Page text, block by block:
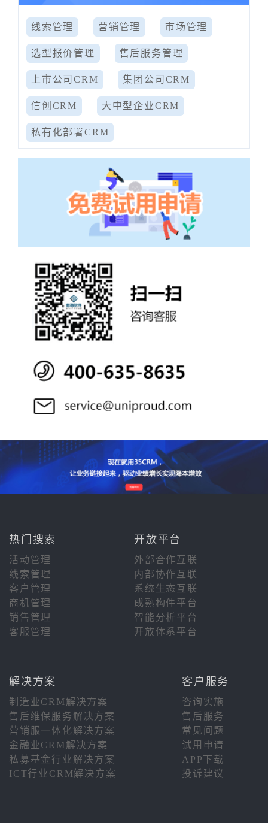
线索管理 营销管理 市场管理
选型报价管理 售后服务管理
上市公司CRM 集团公司CRM
信创CRM 大中型企业CRM
私有化部署CRM
热门搜索 开放平台
活动管理
外部合作互联
线索管理
内部协作互联
客户管理
系统生态互联
商机管理
成熟构件平台
销售管理
智能分析平台
客服管理
开放体系平台
解决方案 客户服务
制造业CRM解决方案
咨询实施
售后维保服务解决方案
售后服务
营销服一体化解决方案
常见问题
金融业CRM解决方案
试用申请
私募基金行业解决方案
APP下载
ICT行业CRM解决方案
投诉建议